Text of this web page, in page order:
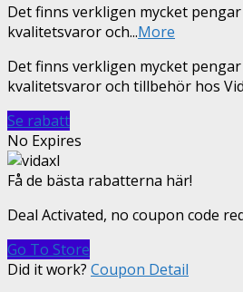
Det finns verkligen mycket
kvalitetsvaror och...More
Det finns verkligen mycket
kvalitetsvaror och tillbehör hos
Se rabatt
No Expires
Få de bästa rabatterna här!
Deal Activated, no coupon code
Go To Store
Did it work? Coupon Detail